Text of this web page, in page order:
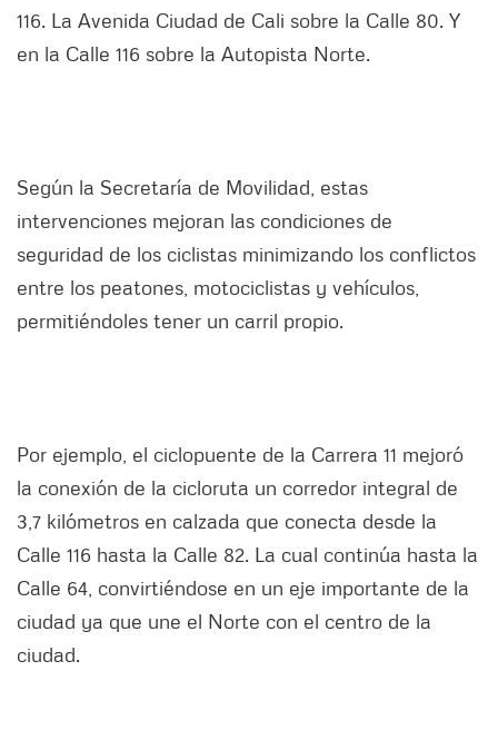
116. La Avenida Ciudad de Cali sobre la Calle 80. Y
en la Calle 116 sobre la Autopista Norte.
Según la Secretaría de Movilidad, estas
intervenciones mejoran las condiciones de
seguridad de los ciclistas minimizando los conflictos
entre los peatones, motociclistas y vehículos,
permitiéndoles tener un carril propio.
Por ejemplo, el ciclopuente de la Carrera 11 mejoró
la conexión de la cicloruta un corredor integral de
3,7 kilómetros en calzada que conecta desde la
Calle 116 hasta la Calle 82. La cual continúa hasta la
Calle 64, convirtiéndose en un eje importante de la
ciudad ya que une el Norte con el centro de la
ciudad.